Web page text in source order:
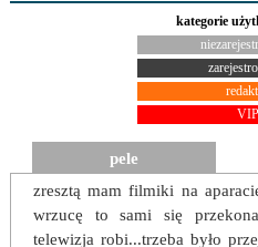
kategorie
VIP
pele
zresztą mam filmiki na
wrzucę to sami się
telewizja robi...trzeba było